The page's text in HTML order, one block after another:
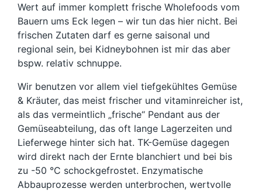
Wert auf immer komplett frische Wholefoods vom
Bauern ums Eck legen – wir tun das hier nicht. Bei
frischen Zutaten darf es gerne saisonal und
regional sein, bei Kidneybohnen ist mir das aber
bspw. relativ schnuppe.
Wir benutzen vor allem viel tiefgekühltes Gemüse
& Kräuter, das meist frischer und vitaminreicher ist,
als das vermeintlich „frische“ Pendant aus der
Gemüseabteilung, das oft lange Lagerzeiten und
Lieferwege hinter sich hat. TK-Gemüse dagegen
wird direkt nach der Ernte blanchiert und bei bis
zu -50 °C schockgefrostet. Enzymatische
Abbauprozesse werden unterbrochen, wertvolle